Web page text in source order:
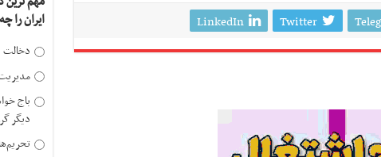
Twitter
LinkedIn
ایران را
باج
دیگر